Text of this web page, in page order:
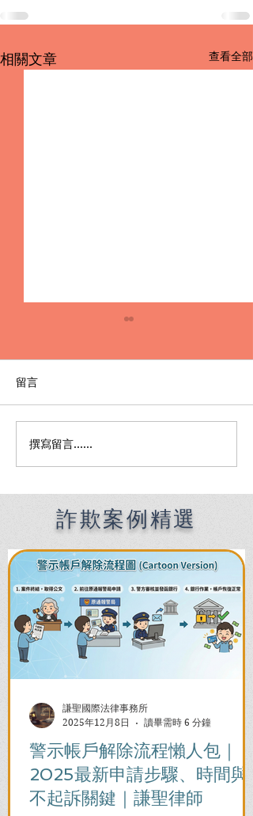
相關文章 查看全部
Premier English
Speaking Criminal
Filipinos in Taiwan:
Chien Sheng
International Law Firm
留言
撰寫留言......
詐欺案例精選
警示帳戶解除流程懶人包｜
2025最新申請步驟、時間與
不起訴關鍵｜謙聖律師
謙聖國際法律事務所
2025年12月8日
讀畢需時 6 分鐘